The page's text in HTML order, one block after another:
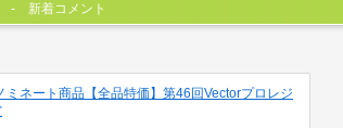
新着コメント